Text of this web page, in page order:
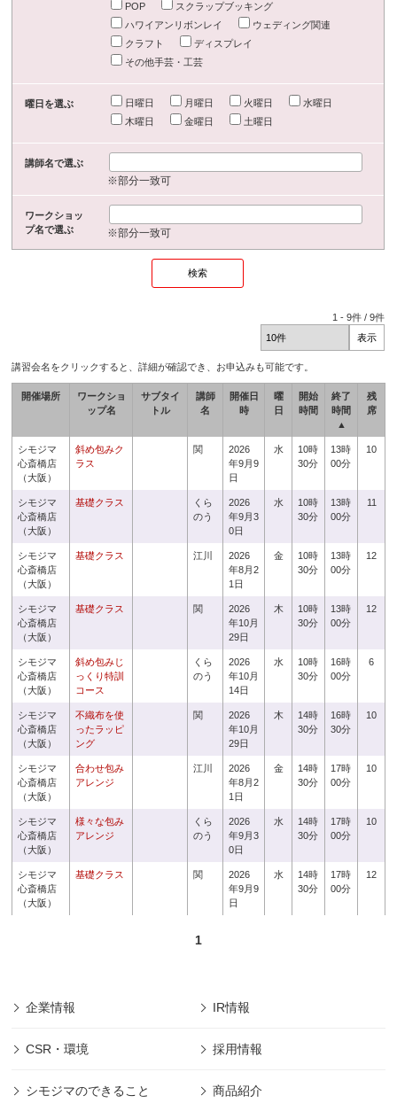
POP
スクラップブッキング
ハワイアンリボンレイ
ウェディング関連
クラフト
ディスプレイ
その他手芸・工芸
曜日を選ぶ 日曜日 月曜日 火曜日
水曜日
木曜日
金曜日 土曜日
講師名で選ぶ
※部分一致可
ワークショッ
プ名で選ぶ
※部分一致可
1 -9件 /9件
講習会名をクリックすると、詳細が確認でき、お申込みも可能です。
開催場所
ワークショ
ップ名
サブタイ
トル
講師
名
開催日
時
曜
日
開始
時間
終了
時間
▲
残
席
シモジマ
心斎橋店
（大阪）
斜め包みク
ラス
関
2026
年9月9
日
水
10時
30分
13時
00分
10
シモジマ
心斎橋店
（大阪）
基礎クラス
くら
のう
2026
年9月3
0日
水
10時
30分
13時
00分
11
シモジマ
心斎橋店
（大阪）
基礎クラス 江川
2026
年8月2
1日
金
10時
30分
13時
00分
12
シモジマ
心斎橋店
（大阪）
基礎クラス 関
2026
年10月
29日
木
10時
30分
13時
00分
12
シモジマ
心斎橋店
（大阪）
斜め包みじ
っくり特訓
コース
くら
のう
2026
年10月
14日
水
10時
30分
16時
00分
6
シモジマ
心斎橋店
（大阪）
不織布を使
ったラッピ
ング
関
2026
年10月
29日
木
14時
30分
16時
30分
10
シモジマ
心斎橋店
（大阪）
合わせ包み
アレンジ
江川
2026
年8月2
1日
金
14時
30分
17時
00分
10
シモジマ
心斎橋店
（大阪）
様々な包み
アレンジ
くら
のう
2026
年9月3
0日
水
14時
30分
17時
00分
10
シモジマ
心斎橋店
（大阪）
基礎クラス 関
2026
年9月9
日
水
14時
30分
17時
00分
12
1
企業情報 IR情報
CSR・環境 採用情報
シモジマのできること 商品紹介